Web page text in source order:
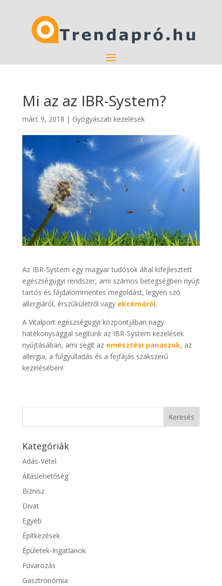
Mi az az IBR-System?
márc 9, 2018 | Gyógyászati kezelések
Az IBR-System egy magyar tudósok által kifejlesztett
egészségügyi rendszer, ami számos betegségben nyújt
tartós és fájdalommentes megoldást, legyen szó
allergiáról, érszűkületről vagy ekcémáról.
A Vitalport egészségügyi központjában nagy
hatékonysággal segítünk az IBR-System kezelések
nyújtásában, ami segít az emésztési panaszok, az
allergia, a fülgyulladás és a fejfájás szakszerű
kezelésében!
Kategóriák
Adás-Vétel
Álláslehetőség
Biznisz
Divat
Egyéb
Építkezések
Épületek-Ingatlanok
Fuvarozás
Gasztronómia